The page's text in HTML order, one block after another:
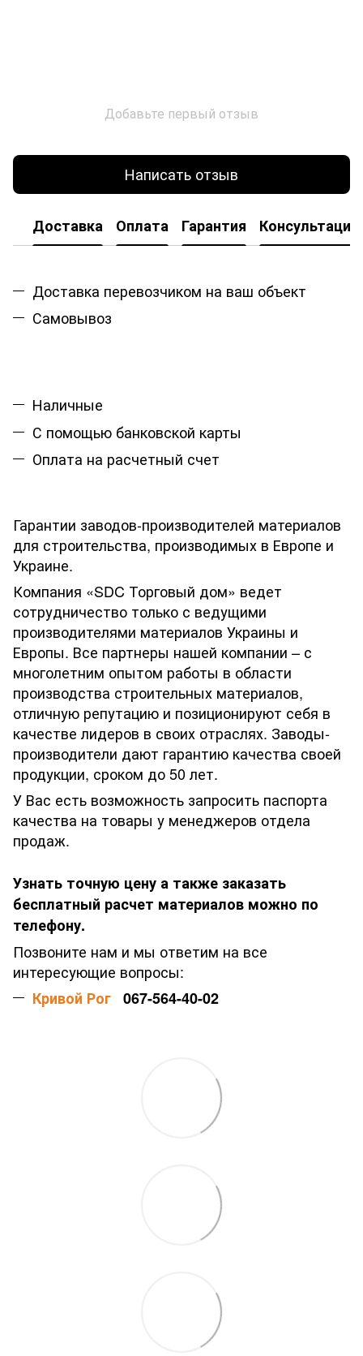
Добавьте первый отзыв
Написать отзыв
Доставка Оплата Гарантия Консультация
Доставка перевозчиком на ваш объект
Самовывоз
Наличные
С помощью банковской карты
Оплата на расчетный счет
Гарантии заводов-производителей материалов
для строительства, производимых в Европе и
Украине.
Компания «SDC Торговый дом» ведет
сотрудничество только с ведущими
производителями материалов Украины и
Европы. Все партнеры нашей компании – с
многолетним опытом работы в области
производства строительных материалов,
отличную репутацию и позиционируют себя в
качестве лидеров в своих отраслях. Заводы-
производители дают гарантию качества своей
продукции, сроком до 50 лет.
У Вас есть возможность запросить паспорта
качества на товары у менеджеров отдела
продаж.
Узнать точную цену а также заказать
бесплатный расчет материалов можно по
телефону.
Позвоните нам и мы ответим на все
интересующие вопросы:
Кривой Рог 067-564-40-02